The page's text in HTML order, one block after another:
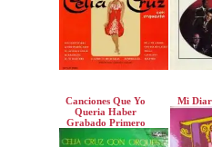
Canciones Que Yo
Queria Haber
Grabado Primero
Mi